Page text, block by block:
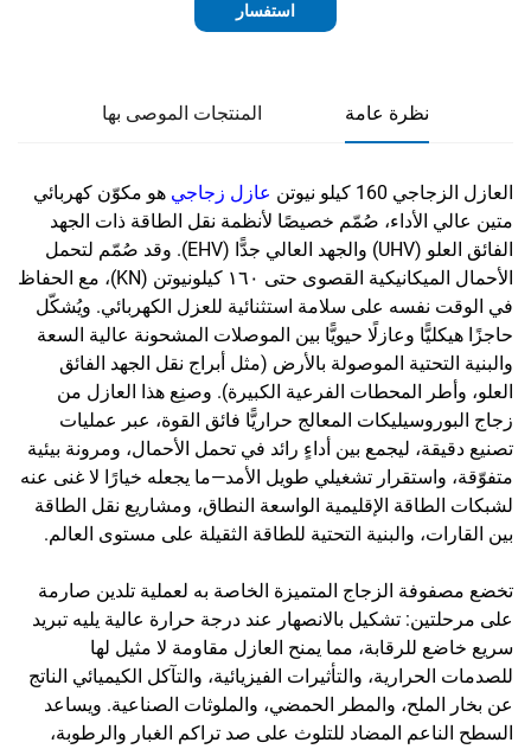
استفسار
نظرة عامة المنتجات الموصى بها
العازل الزجاجي 160 كيلو نيوتن عازل زجاجي هو مكوّن كهربائي
متين عالي الأداء، صُمّم خصيصًا لأنظمة نقل الطاقة ذات الجهد
الفائق العلو (UHV) والجهد العالي جدًّا (EHV). وقد صُمّم لتحمل
الأحمال الميكانيكية القصوى حتى ١٦٠ كيلونيوتن (KN)، مع الحفاظ
في الوقت نفسه على سلامة استثنائية للعزل الكهربائي. ويُشكّل
حاجزًا هيكليًّا وعازلًا حيويًّا بين الموصلات المشحونة عالية السعة
والبنية التحتية الموصولة بالأرض (مثل أبراج نقل الجهد الفائق
العلو، وأطر المحطات الفرعية الكبيرة). وصنِع هذا العازل من
زجاج البوروسيليكات المعالج حراريًّا فائق القوة، عبر عمليات
تصنيع دقيقة، ليجمع بين أداءٍ رائد في تحمل الأحمال، ومرونة بيئية
متفوّقة، واستقرار تشغيلي طويل الأمد—ما يجعله خيارًا لا غنى عنه
لشبكات الطاقة الإقليمية الواسعة النطاق، ومشاريع نقل الطاقة
بين القارات، والبنية التحتية للطاقة الثقيلة على مستوى العالم.
تخضع مصفوفة الزجاج المتميزة الخاصة به لعملية تلدين صارمة
على مرحلتين: تشكيل بالانصهار عند درجة حرارة عالية يليه تبريد
سريع خاضع للرقابة، مما يمنح العازل مقاومة لا مثيل لها
للصدمات الحرارية، والتأثيرات الفيزيائية، والتآكل الكيميائي الناتج
عن بخار الملح، والمطر الحمضي، والملوثات الصناعية. ويساعد
السطح الناعم المضاد للتلوث على صد تراكم الغبار والرطوبة،